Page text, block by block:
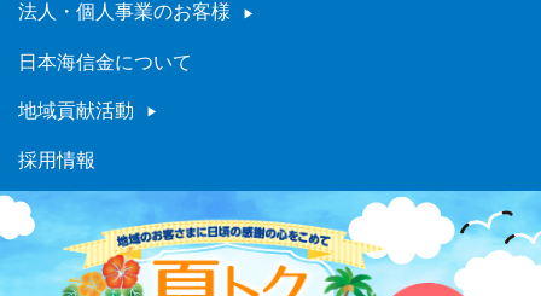
法人・個人事業のお客様
日本海信金について
地域貢献活動
採用情報